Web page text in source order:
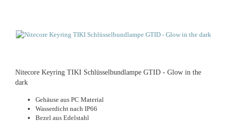
Ni­te­co­re Key­ring TIKI Schlüs­sel­bund­lam­pe GTID - Glow in the
dark
Ge­häu­se aus PC Ma­te­ri­al
Was­ser­dicht nach IP66
Bezel aus Edel­stahl